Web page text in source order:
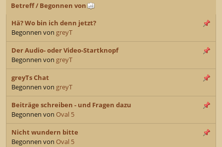
Betreff/ Begonnen von
Hä? Wo bin ich denn jetzt?
Begonnen von greyT
Der Audio- oder Video-Startknopf
Begonnen von greyT
greyTs Chat
Begonnen von greyT
Beiträge schreiben - und Fragen dazu
Begonnen von Oval 5
Nicht wundern bitte
Begonnen von Oval 5